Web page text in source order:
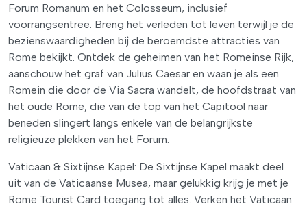
Forum Romanum en het Colosseum, inclusief
voorrangsentree. Breng het verleden tot leven terwijl je de
bezienswaardigheden bij de beroemdste attracties van
Rome bekijkt. Ontdek de geheimen van het Romeinse Rijk,
aanschouw het graf van Julius Caesar en waan je als een
Romein die door de Via Sacra wandelt, de hoofdstraat van
het oude Rome, die van de top van het Capitool naar
beneden slingert langs enkele van de belangrijkste
religieuze plekken van het Forum.
Vaticaan & Sixtijnse Kapel: De Sixtijnse Kapel maakt deel
uit van de Vaticaanse Musea, maar gelukkig krijg je met je
Rome Tourist Card toegang tot alles. Verken het Vaticaan